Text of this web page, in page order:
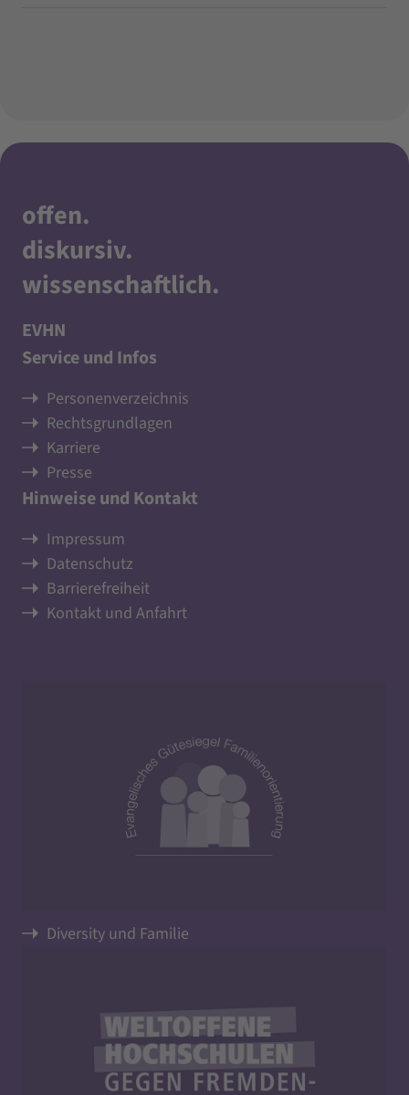
offen.
diskursiv.
wissenschaftlich.
EVHN
Service und Infos
Personenverzeichnis
Rechtsgrundlagen
Karriere
Presse
Hinweise und Kontakt
Impressum
Datenschutz
Barrierefreiheit
Kontakt und Anfahrt
Diversity und Familie